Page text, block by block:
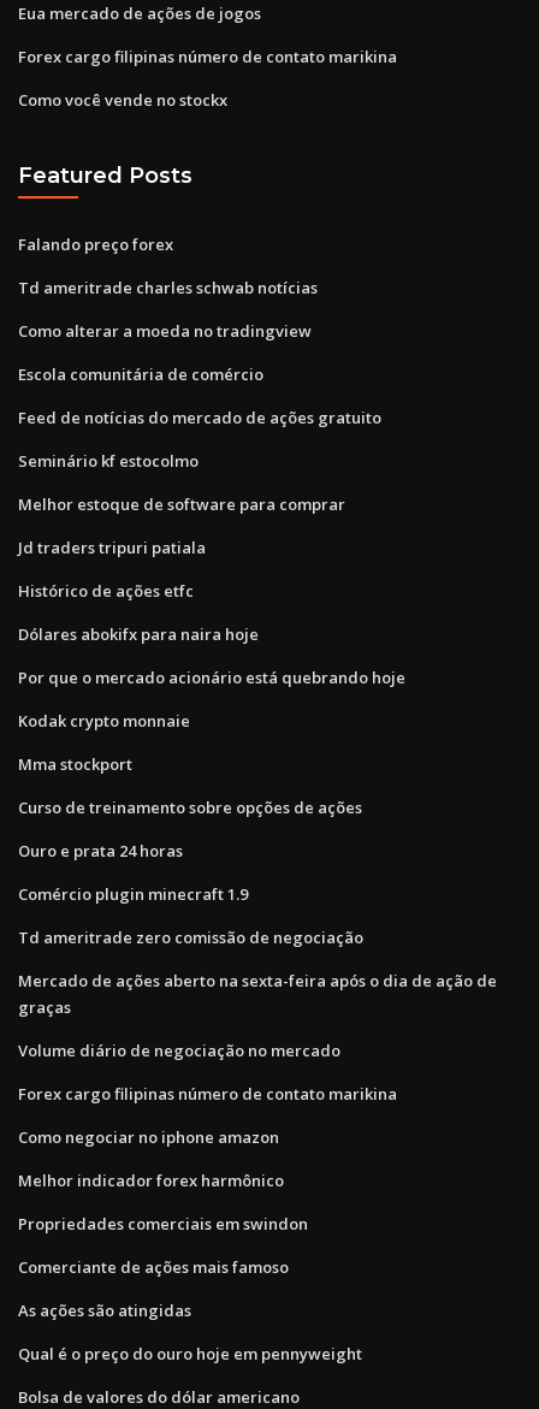
Eua mercado de ações de jogos
Forex cargo filipinas número de contato marikina
Como você vende no stockx
Featured Posts
Falando preço forex
Td ameritrade charles schwab notícias
Como alterar a moeda no tradingview
Escola comunitária de comércio
Feed de notícias do mercado de ações gratuito
Seminário kf estocolmo
Melhor estoque de software para comprar
Jd traders tripuri patiala
Histórico de ações etfc
Dólares abokifx para naira hoje
Por que o mercado acionário está quebrando hoje
Kodak crypto monnaie
Mma stockport
Curso de treinamento sobre opções de ações
Ouro e prata 24 horas
Comércio plugin minecraft 1.9
Td ameritrade zero comissão de negociação
Mercado de ações aberto na sexta-feira após o dia de ação de
graças
Volume diário de negociação no mercado
Forex cargo filipinas número de contato marikina
Como negociar no iphone amazon
Melhor indicador forex harmônico
Propriedades comerciais em swindon
Comerciante de ações mais famoso
As ações são atingidas
Qual é o preço do ouro hoje em pennyweight
Bolsa de valores do dólar americano